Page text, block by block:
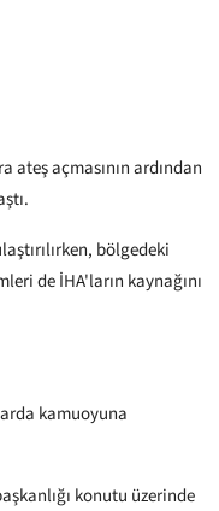
ateş açmasının ardından
bölgedeki
de İHA'ların kaynağını
kamuoyuna
konutu üzerinde